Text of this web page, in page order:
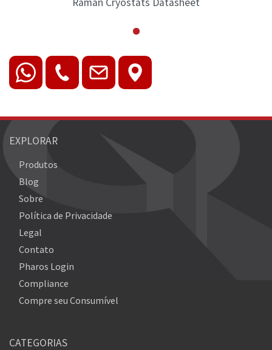
EXPLORAR
Produtos
Blog
Sobre
Política de Privacidade
Legal
Contato
Pharos Login
Compliance
Compre seu Consumível
CATEGORIAS